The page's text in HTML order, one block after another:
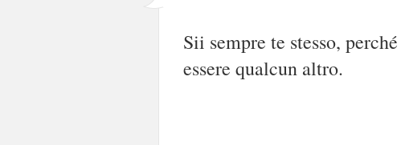
Sii sempre te stesso,
essere qualcun altro.